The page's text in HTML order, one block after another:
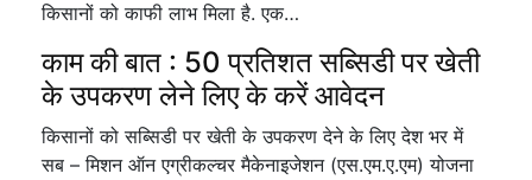
किसानों को काफी लाभ मिला है. एक…
काम की बात : 50 प्रतिशत सब्सिडी पर खेती
के उपकरण लेने लिए के करें आवेदन
किसानों को सब्सिडी पर खेती के उपकरण देने के लिए देश भर में
सब – मिशन ऑन एग्रीकल्चर मैकेनाइजेशन (एस.एम.ए.एम) योजना